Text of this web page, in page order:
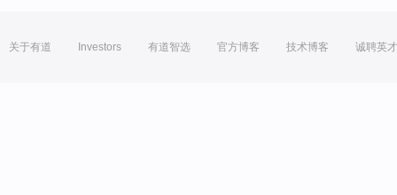
关于有道 Investors 有道智选 官方博客 技术博客 诚聘英才